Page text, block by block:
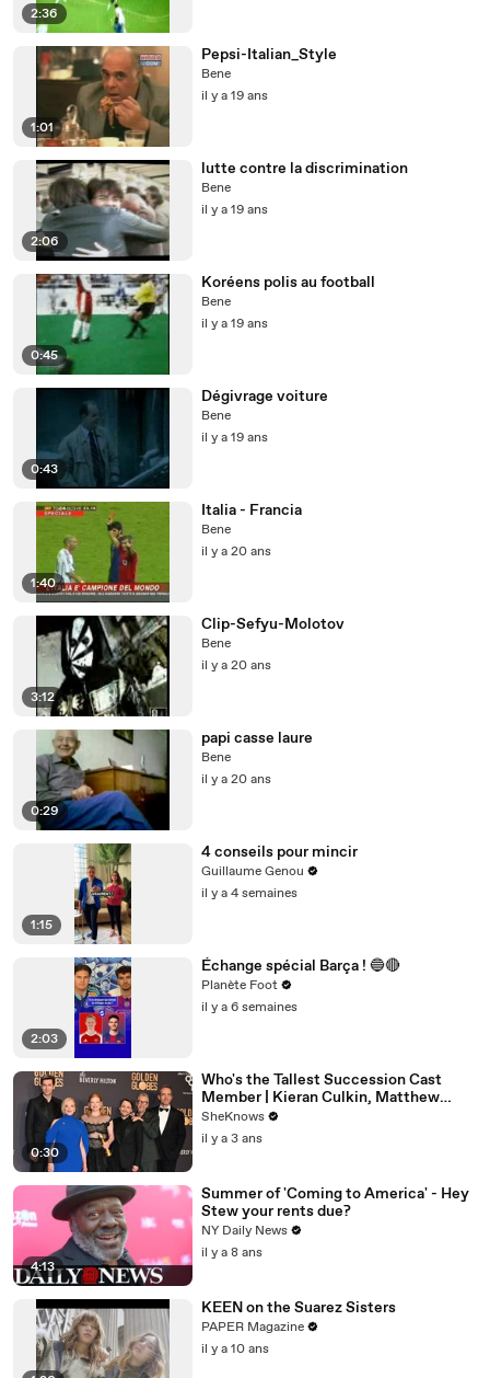
2:36
1:01
Pepsi-Italian_Style
Bene
il y a 19 ans
2:06
lutte contre la discrimination
Bene
il y a 19 ans
0:45
Koréens polis au football
Bene
il y a 19 ans
0:43
Dégivrage voiture
Bene
il y a 19 ans
1:40
Italia - Francia
Bene
il y a 20 ans
3:12
Clip-Sefyu-Molotov
Bene
il y a 20 ans
0:29
papi casse laure
Bene
il y a 20 ans
1:15
4 conseils pour mincir
Guillaume Genou
il y a 4 semaines
2:03
Échange spécial Barça ! 🔵🔴
Planète Foot
il y a 6 semaines
0:30
Who's the Tallest Succession Cast
Member | Kieran Culkin, Matthew
Macfadyen, Nicholas Braun
SheKnows
il y a 3 ans
4:13
Summer of 'Coming to America' - Hey
Stew your rents due?
NY Daily News
il y a 8 ans
KEEN on the Suarez Sisters
PAPER Magazine
il y a 10 ans